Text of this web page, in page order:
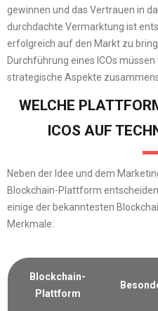
gewinnen und das Vertrauen in
durchdachte Vermarktung ist
erfolgreich auf den Markt zu
Durchführung eines ICOs
strategische Aspekte
WELCHE
ICOS AUF
Neben der Idee und dem
Blockchain-Plattform
einige der bekanntesten
Merkmale:
Blockchain-
Plattform